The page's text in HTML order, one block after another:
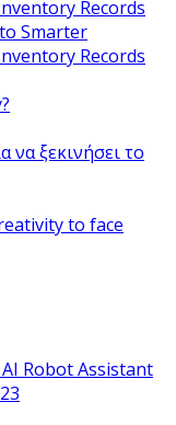
Smarter
Records
να ξεκινήσει το
to face
Robot Assistant